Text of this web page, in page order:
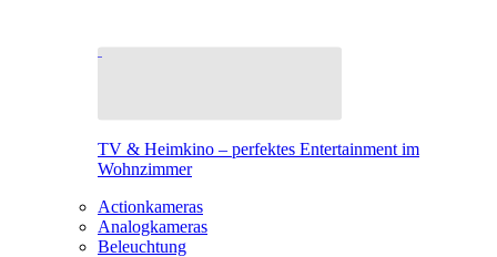
TV & Heimkino – perfektes Entertainment im
Wohnzimmer
Actionkameras
Analogkameras
Beleuchtung